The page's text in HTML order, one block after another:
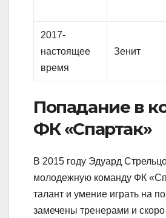
2017-
настоящее
время
Зенит
Попадание в
ФК «Спартак»
В 2015 году Эдуард
молодежную команду ФК
талант и умение играть на
замечены тренерами и